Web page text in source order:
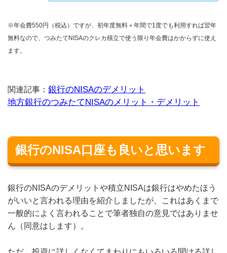
※年会費550円（税込）ですが、初年度無料＋年間で1度でも利用すれば翌年
無料なので、つみたてNISAのクレカ積立で使う限り年会費はかからずに使え
ます。
関連記事： 銀行のNISAのデメリット
地方銀行のつみたてNISAのメリット・デメリット
銀行のNISA口座も良いと思います
銀行のNISAのデメリットや積立NISAは銀行はやめたほう
がいいと言われる理由を紹介しましたが、これはあくまで
一般的によく言われることで筆者独自の意見ではありませ
ん（同意はします）。